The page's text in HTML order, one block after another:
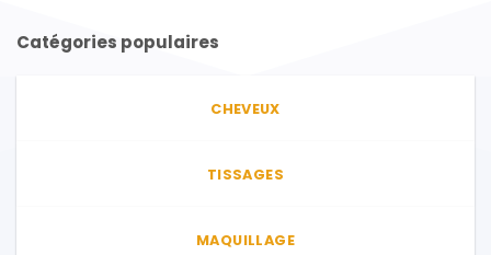
plusieurs
variations.
Catégories populaires
CHEVEUX
TISSAGES
MAQUILLAGE